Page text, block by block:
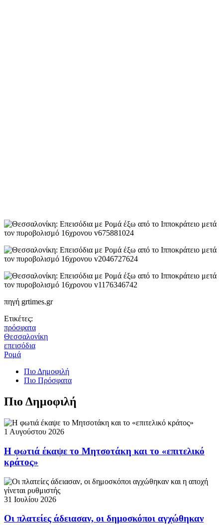
πηγή grtimes.gr
Ετικέτες:
πρόσφατα
Θεσσαλονίκη
επεισόδια
Ρομά
Πιο Δημοφιλή
Πιο Πρόσφατα
Πιο Δημοφιλή
1 Αυγούστου 2026
Η φωτιά έκαψε το Μητσοτάκη και το «επιτελικό
κράτος»
31 Ιουλίου 2026
Οι πλατείες άδειασαν, οι δημοσκόποι αγχώθηκαν